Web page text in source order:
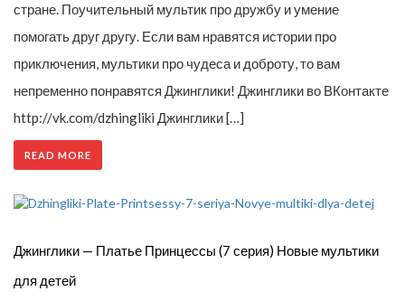
стране. Поучительный мультик про дружбу и умение
помогать друг другу. Если вам нравятся истории про
приключения, мультики про чудеса и доброту, то вам
непременно понравятся Джинглики! Джинглики во ВКонтакте
http://vk.com/dzhingliki Джинглики […]
READ MORE
Джинглики — Платье Принцессы (7 серия) Новые мультики
для детей